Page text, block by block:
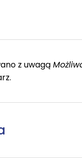
z uwagą